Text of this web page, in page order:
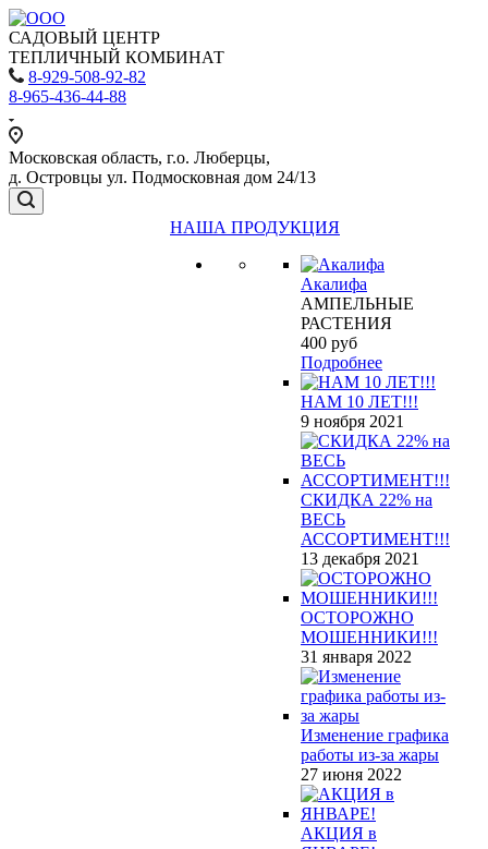
САДОВЫЙ ЦЕНТР
ТЕПЛИЧНЫЙ КОМБИНАТ
8-929-508-92-82
8-965-436-44-88
Московская область, г.о. Люберцы,
д. Островцы ул. Подмосковная дом 24/13
НАША ПРОДУКЦИЯ
Акалифа
АМПЕЛЬНЫЕ
РАСТЕНИЯ
400 руб
Подробнее
НАМ 10 ЛЕТ!!!
9 ноября 2021
СКИДКА 22% на
ВЕСЬ
АССОРТИМЕНТ!!!
13 декабря 2021
ОСТОРОЖНО
МОШЕННИКИ!!!
31 января 2022
Изменение графика
работы из-за жары
27 июня 2022
АКЦИЯ в